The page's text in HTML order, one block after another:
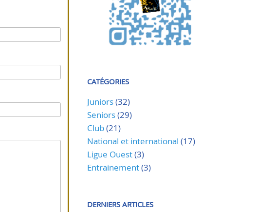
CATÉGORIES
Juniors(32)
Seniors(29)
Club(21)
National et international (17)
Ligue Ouest(3)
Entrainement(3)
DERNIERS ARTICLES